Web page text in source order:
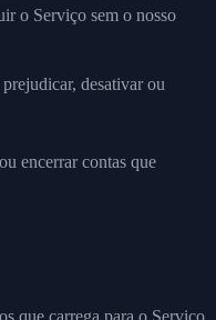
o Serviço sem o nosso
desativar ou
encerrar contas que